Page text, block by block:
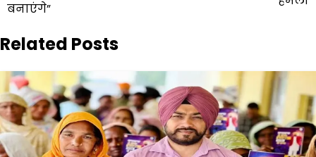
बनाएंगे”
Related Posts